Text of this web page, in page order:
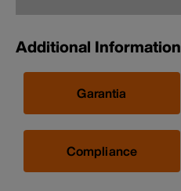
Additional Information
Garantia
Compliance